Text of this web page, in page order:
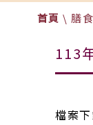
首頁 \ 膳
113
檔案下